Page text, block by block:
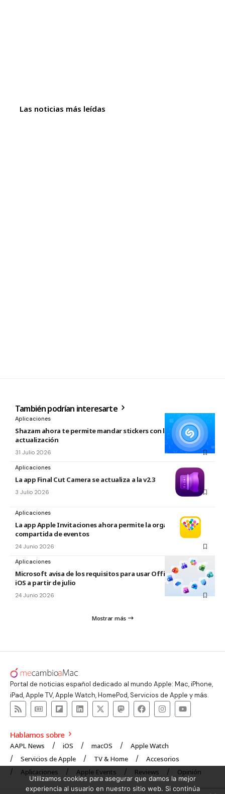
Las noticias más leídas
También podrían interesarte
Aplicaciones
Shazam ahora te permite mandar stickers con la nueva
actualización
31 Julio 2026
Aplicaciones
La app Final Cut Camera se actualiza a la v2.3
3 Julio 2026
Aplicaciones
La app Apple Invitaciones ahora permite la organización
compartida de eventos
24 Junio 2026
Aplicaciones
Microsoft avisa de los requisitos para usar Office en macOS y
iOS a partir de julio
24 Junio 2026
Mostrar más
Portal de noticias español dedicado al mundo Apple: Mac, iPhone,
iPad, Apple TV, Apple Watch, HomePod, Servicios de Apple y más.
Hablamos sobre
AAPL News iOS macOS
Apple Watch
Servicios de Apple
TV & Home
Accesorios
Aplicaciones
Apple Events Reviews Opinión
Utilizamos cookies para asegurar que damos la mejor
experiencia al usuario en nuestro sitio web. Si continúa